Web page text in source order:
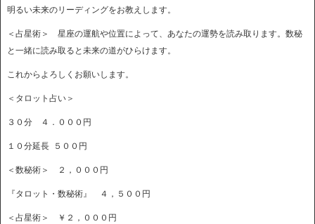
明るい未来のリーディングをお教えします。
＜占星術＞ 星座の運航や位置によって、あなたの運勢を読み取ります。数秘
と一緒に読み取ると未来の道がひらけます。
これからよろしくお願いします。
＜タロット占い＞
３０分 ４．０００円
１０分延長 ５００円
＜数秘術＞ ２，０００円
『タロット・数秘術』 ４，５００円
＜占星術＞ ￥２，０００円